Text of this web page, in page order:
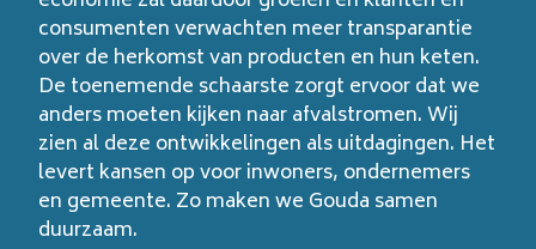
consumenten verwachten meer transparantie
over de herkomst van producten en hun keten.
De toenemende schaarste zorgt ervoor dat we
anders moeten kijken naar afvalstromen. Wij
zien al deze ontwikkelingen als uitdagingen. Het
levert kansen op voor inwoners, ondernemers
en gemeente. Zo maken we Gouda samen
duurzaam.